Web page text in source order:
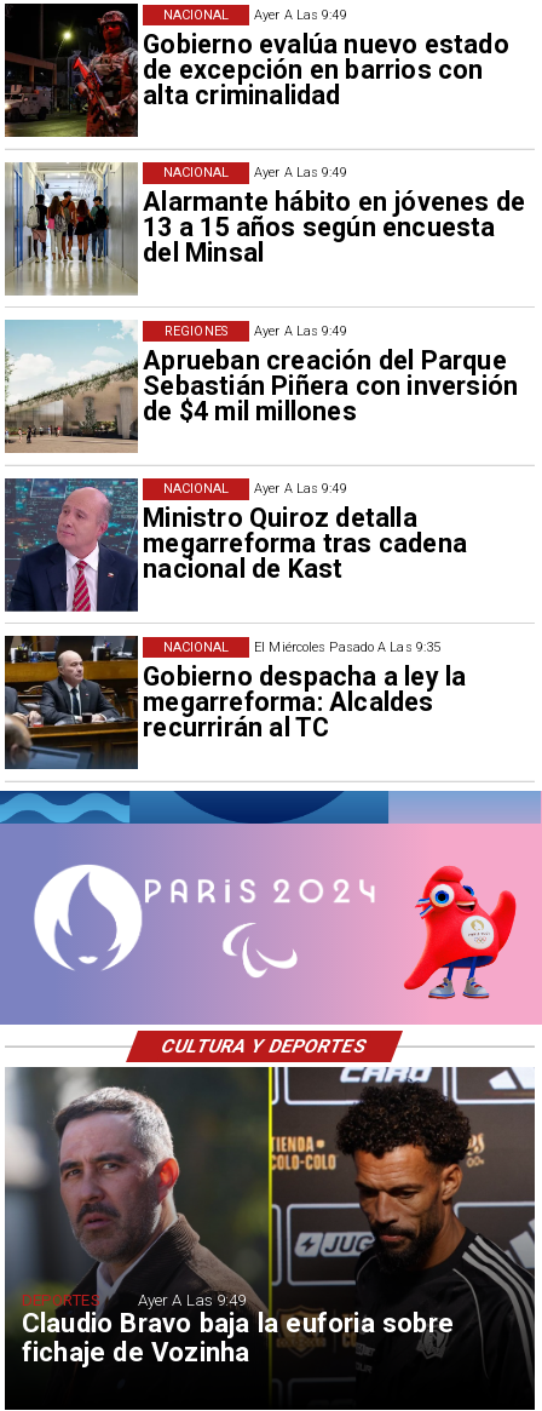
Ayer A Las 9:49
Gobierno evalúa nuevo estado
de excepción en barrios con
alta criminalidad
NACIONAL
Ayer A Las 9:49
Alarmante hábito en jóvenes de
13 a 15 años según encuesta
del Minsal
NACIONAL
Ayer A Las 9:49
Aprueban creación del Parque
Sebastián Piñera con inversión
de $4 mil millones
REGIONES
Ayer A Las 9:49
Ministro Quiroz detalla
megarreforma tras cadena
nacional de Kast
NACIONAL
El Miércoles Pasado A Las 9:35
Gobierno despacha a ley la
megarreforma: Alcaldes
recurrirán al TC
NACIONAL
Claudio Bravo baja la euforia sobre
fichaje de Vozinha
DEPORTES Ayer A Las 9:49
CULTURA Y DEPORTES